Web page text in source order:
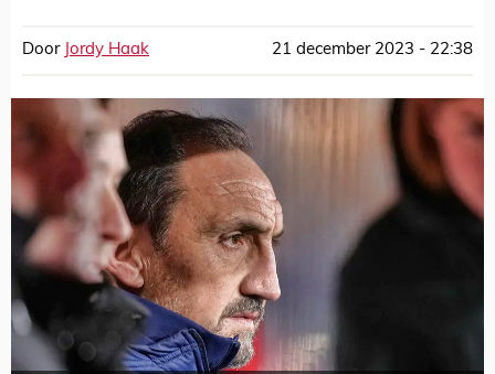
Door Jordy Haak 21 december 2023 - 22:38